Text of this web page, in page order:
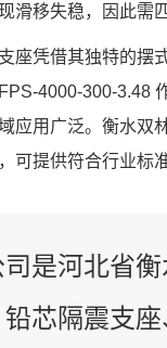
滑移失稳，因此需
座凭借其独特的摆
4000-300-3.48
应用广泛。衡水双
可提供符合行业标
是河北省
芯隔震支